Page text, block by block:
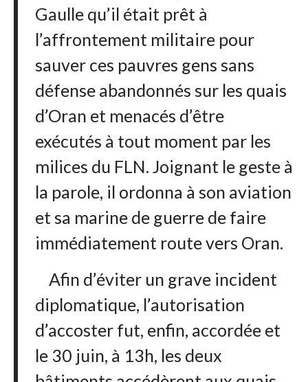
Gaulle qu’il était prêt à
l’affrontement militaire pour
sauver ces pauvres gens sans
défense abandonnés sur les quais
d’Oran et menacés d’être
exécutés à tout moment par les
milices du FLN. Joignant le geste à
la parole, il ordonna à son aviation
et sa marine de guerre de faire
immédiatement route vers Oran.
Afin d’éviter un grave incident
diplomatique, l’autorisation
d’accoster fut, enfin, accordée et
le 30 juin, à 13h, les deux